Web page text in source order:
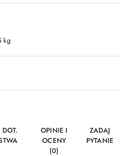
kg
OPINIE I
OCENY
(0)
ZADAJ
PYTANIE